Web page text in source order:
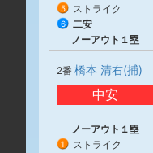
5 ストライク
6
二安
ノーアウト１塁
2番 橋本 清右(捕)
中安
ノーアウト１塁
1 ストライク